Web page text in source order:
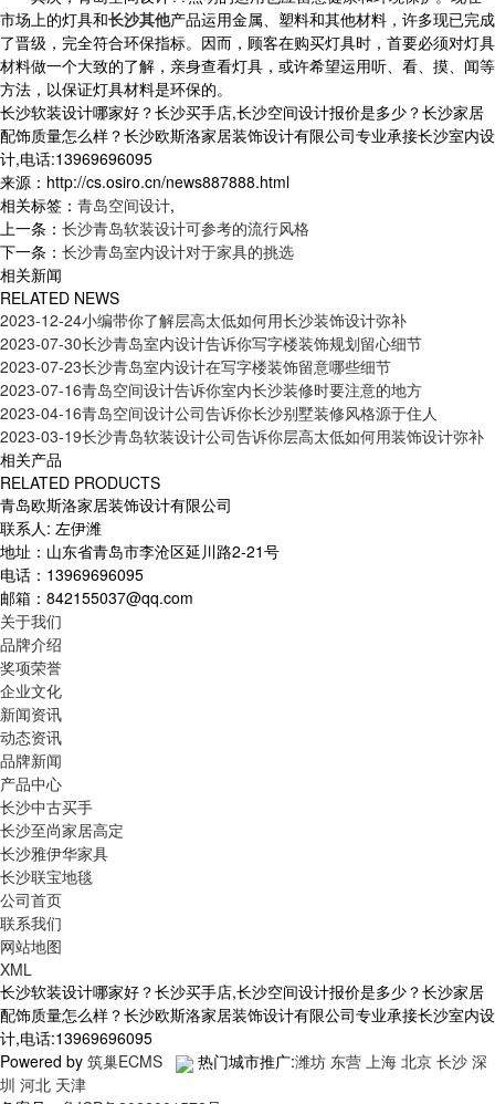
市场上的灯具和长沙其他产品运用金属、塑料和其他材料，许多现已完成
了晋级，完全符合环保指标。因而，顾客在购买灯具时，首要必须对灯具
材料做一个大致的了解，亲身查看灯具，或许希望运用听、看、摸、闻等
方法，以保证灯具材料是环保的。
长沙软装设计哪家好？长沙买手店,长沙空间设计报价是多少？长沙家居
配饰质量怎么样？长沙欧斯洛家居装饰设计有限公司专业承接长沙室内设
计,电话:13969696095
来源：http://cs.osiro.cn/news887888.html
相关标签： 青岛空间设计,
上一条： 长沙青岛软装设计可参考的流行风格
下一条： 长沙青岛室内设计对于家具的挑选
相关新闻
RELATED NEWS
2023-12-24小编带你了解层高太低如何用长沙装饰设计弥补
2023-07-30长沙青岛室内设计告诉你写字楼装饰规划留心细节
2023-07-23长沙青岛室内设计在写字楼装饰留意哪些细节
2023-07-16青岛空间设计告诉你室内长沙装修时要注意的地方
2023-04-16青岛空间设计公司告诉你长沙别墅装修风格源于住人
2023-03-19长沙青岛软装设计公司告诉你层高太低如何用装饰设计弥补
相关产品
RELATED PRODUCTS
青岛欧斯洛家居装饰设计有限公司
联系人: 左伊潍
地址：山东省青岛市李沧区延川路2-21号
电话：13969696095
邮箱：842155037@qq.com
关于我们
品牌介绍
奖项荣誉
企业文化
新闻资讯
动态资讯
品牌新闻
产品中心
长沙中古买手
长沙至尚家居高定
长沙雅伊华家具
长沙联宝地毯
公司首页
联系我们
网站地图
XML
长沙软装设计哪家好？长沙买手店,长沙空间设计报价是多少？长沙家居
配饰质量怎么样？长沙欧斯洛家居装饰设计有限公司专业承接长沙室内设
计,电话:13969696095
Powered by 筑巢ECMS 热门城市推广:潍坊 东营 上海 北京 长沙 深
圳 河北 天津